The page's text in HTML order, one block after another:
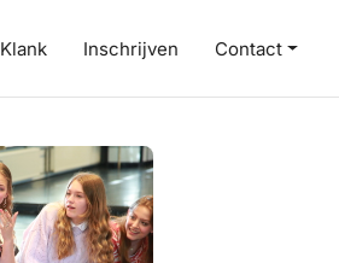
Inschrijven Contact